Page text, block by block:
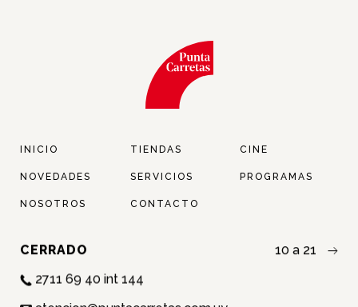
INICIO TIENDAS CINE
NOVEDADES SERVICIOS PROGRAMAS
NOSOTROS CONTACTO
CERRADO
10 a 21
2711 69 40 int 144